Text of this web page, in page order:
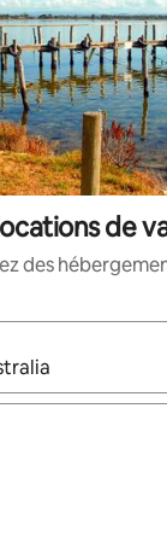
de
des
s'affichent,